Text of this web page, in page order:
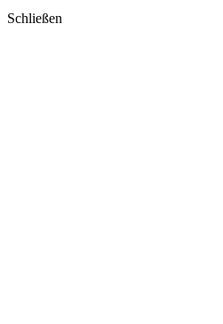
Schließen